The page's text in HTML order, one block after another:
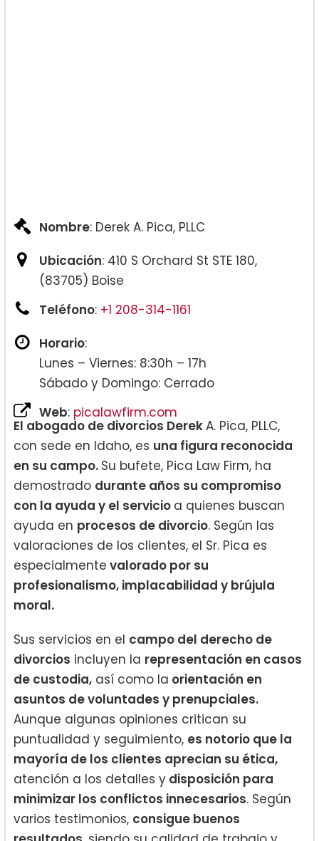
Nombre: Derek A. Pica, PLLC
Ubicación: 410 S Orchard St STE 180,
(83705) Boise
Teléfono: +1 208-314-1161
Horario:
Lunes – Viernes: 8:30h – 17h
Sábado y Domingo: Cerrado
Web: picalawfirm.com
El abogado de divorcios DerekA. Pica, PLLC,
con sede en Idaho, es una figura reconocida
en su campo. Su bufete, Pica Law Firm, ha
demostrado durante años su compromiso
con la ayuda y el servicio a quienes buscan
ayuda en procesos de divorcio. Según las
valoraciones de los clientes, el Sr. Pica es
especialmente valorado por su
profesionalismo, implacabilidad y brújula
moral.
Sus servicios en el campo del derecho de
divorcios incluyen la representación en casos
de custodia, así como la orientación en
asuntos de voluntades y prenupciales.
Aunque algunas opiniones critican su
puntualidad y seguimiento, es notorio que la
mayoría de los clientes aprecian su ética,
atención a los detalles y disposición para
minimizar los conflictos innecesarios. Según
varios testimonios, consigue buenos